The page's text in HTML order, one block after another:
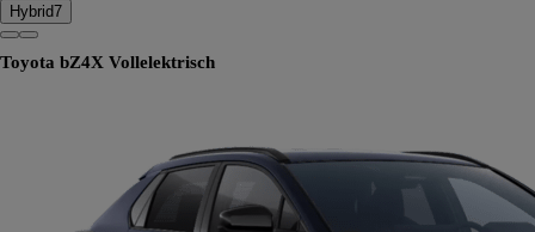
Hybrid7
Toyota bZ4X Vollelektrisch